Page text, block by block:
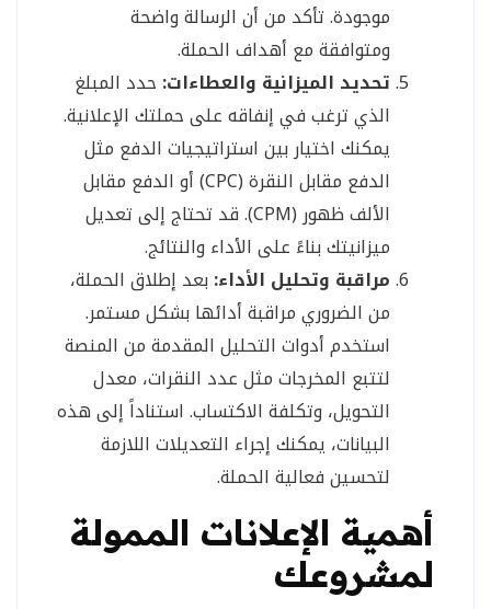
موجودة. تأكد من أن الرسالة واضحة
ومتوافقة مع أهداف الحملة.
تحديد الميزانية والعطاءات: حدد المبلغ
الذي ترغب في إنفاقه على حملتك الإعلانية.
يمكنك اختيار بين استراتيجيات الدفع مثل
الدفع مقابل النقرة (CPC) أو الدفع مقابل
الألف ظهور (CPM). قد تحتاج إلى تعديل
ميزانيتك بناءً على الأداء والنتائج.
مراقبة وتحليل الأداء: بعد إطلاق الحملة،
من الضروري مراقبة أدائها بشكل مستمر.
استخدم أدوات التحليل المقدمة من المنصة
لتتبع المخرجات مثل عدد النقرات، معدل
التحويل، وتكلفة الاكتساب. استناداً إلى هذه
البيانات، يمكنك إجراء التعديلات اللازمة
لتحسين فعالية الحملة.
أهمية الإعلانات الممولة
لمشروعك